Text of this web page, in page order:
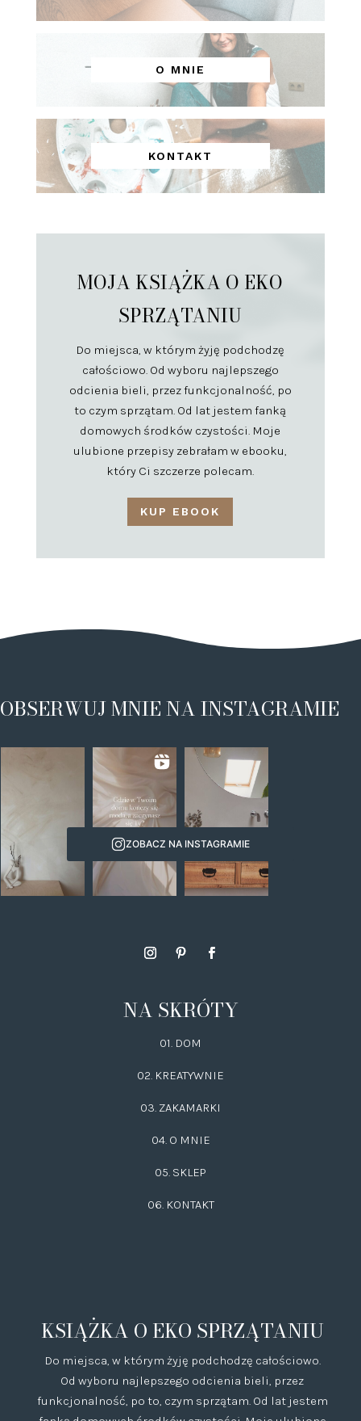
O MNIE
KONTAKT
MOJA KSIĄŻKA O EKO
SPRZĄTANIU
Do miejsca, w którym żyję podchodzę
całościowo. Od wyboru najlepszego
odcienia bieli, przez funkcjonalność, po
to czym sprzątam. Od lat jestem fanką
domowych środków czystości. Moje
ulubione przepisy zebrałam w ebooku,
który Ci szczerze polecam.
KUP EBOOK
OBSERWUJ MNIE NA INSTAGRAMIE
ZOBACZ NA INSTAGRAMIE
NA SKRÓTY
01. DOM
02. KREATYWNIE
03. ZAKAMARKI
04. O MNIE
05. SKLEP
06. KONTAKT
KSIĄŻKA O EKO SPRZĄTANIU
Do miejsca, w którym żyję podchodzę całościowo.
Od wyboru najlepszego odcienia bieli, przez
funkcjonalność, po to, czym sprzątam. Od lat jestem